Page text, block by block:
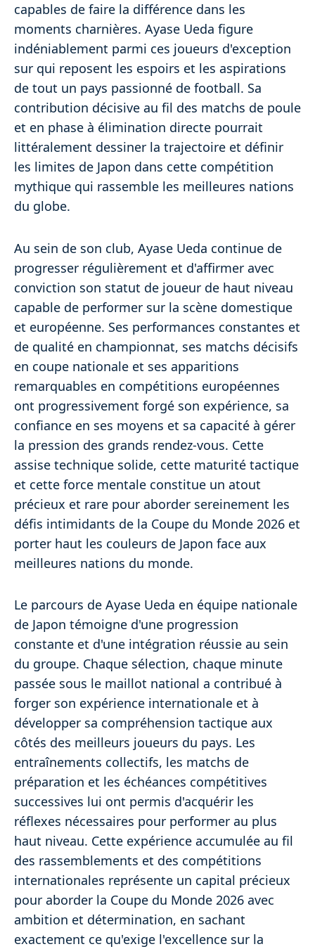
capables de faire la différence dans les
moments charnières. Ayase Ueda figure
indéniablement parmi ces joueurs d'exception
sur qui reposent les espoirs et les aspirations
de tout un pays passionné de football. Sa
contribution décisive au fil des matchs de poule
et en phase à élimination directe pourrait
littéralement dessiner la trajectoire et définir
les limites de Japon dans cette compétition
mythique qui rassemble les meilleures nations
du globe.
Au sein de son club, Ayase Ueda continue de
progresser régulièrement et d'affirmer avec
conviction son statut de joueur de haut niveau
capable de performer sur la scène domestique
et européenne. Ses performances constantes et
de qualité en championnat, ses matchs décisifs
en coupe nationale et ses apparitions
remarquables en compétitions européennes
ont progressivement forgé son expérience, sa
confiance en ses moyens et sa capacité à gérer
la pression des grands rendez-vous. Cette
assise technique solide, cette maturité tactique
et cette force mentale constitue un atout
précieux et rare pour aborder sereinement les
défis intimidants de la Coupe du Monde 2026 et
porter haut les couleurs de Japon face aux
meilleures nations du monde.
Le parcours de Ayase Ueda en équipe nationale
de Japon témoigne d'une progression
constante et d'une intégration réussie au sein
du groupe. Chaque sélection, chaque minute
passée sous le maillot national a contribué à
forger son expérience internationale et à
développer sa compréhension tactique aux
côtés des meilleurs joueurs du pays. Les
entraînements collectifs, les matchs de
préparation et les échéances compétitives
successives lui ont permis d'acquérir les
réflexes nécessaires pour performer au plus
haut niveau. Cette expérience accumulée au fil
des rassemblements et des compétitions
internationales représente un capital précieux
pour aborder la Coupe du Monde 2026 avec
ambition et détermination, en sachant
exactement ce qu'exige l'excellence sur la